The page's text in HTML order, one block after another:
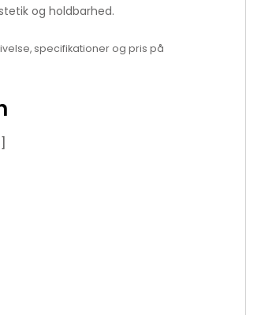
og holdbarhed.
specifikationer og pris på